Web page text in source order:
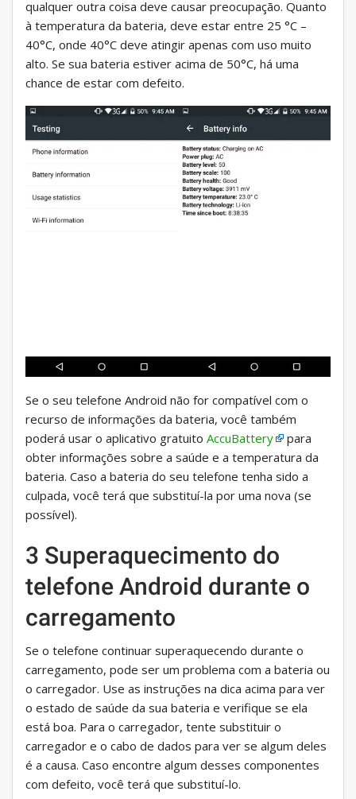
qualquer outra coisa deve causar preocupação. Quanto
à temperatura da bateria, deve estar entre 25 °C –
40°C, onde 40°C deve atingir apenas com uso muito
alto. Se sua bateria estiver acima de 50°C, há uma
chance de estar com defeito.
Se o seu telefone Android não for compatível com o
recurso de informações da bateria, você também
poderá usar o aplicativo gratuito AccuBattery
para
obter informações sobre a saúde e a temperatura da
bateria. Caso a bateria do seu telefone tenha sido a
culpada, você terá que substituí-la por uma nova (se
possível).
3 Superaquecimento do
telefone Android durante o
carregamento
Se o telefone continuar superaquecendo durante o
carregamento, pode ser um problema com a bateria ou
o carregador. Use as instruções na dica acima para ver
o estado de saúde da sua bateria e verifique se ela
está boa. Para o carregador, tente substituir o
carregador e o cabo de dados para ver se algum deles
é a causa. Caso encontre algum desses componentes
com defeito, você terá que substituí-lo.